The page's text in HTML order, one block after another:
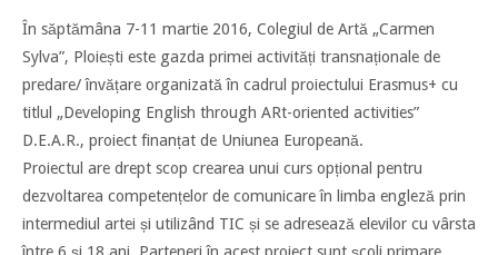
În săptămâna 7-11 martie 2016, Colegiul de Artă „Carmen
Sylva”, Ploiești este gazda primei activități transnaționale de
predare/ învățare organizată în cadrul proiectului Erasmus+ cu
titlul „Developing English through ARt-oriented activities”
D.E.A.R., proiect finanțat de Uniunea Europeană.
Proiectul are drept scop crearea unui curs opțional pentru
dezvoltarea competențelor de comunicare în limba engleză prin
intermediul artei și utilizând TIC și se adresează elevilor cu vârsta
între 6 și 18 ani. Parteneri în acest proiect sunt școli primare,